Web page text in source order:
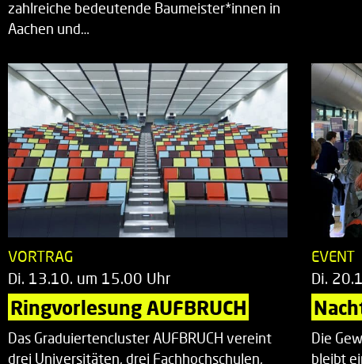
zahlreiche bedeutende Baumeister*innen in
Aachen und…
VORTRAG
Di. 13.10. um 15.00 Uhr
Ringvorlesung AUFBRUCH
Das Graduiertencluster AUFBRUCH vereint
drei Universitäten, drei Fachhochschulen,
EVENT
Di.
Die
bleibt